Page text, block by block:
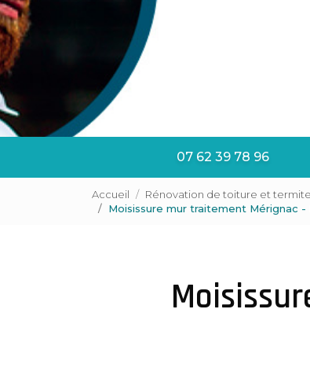
07 62 39 78 96
Accueil Rénovation de toiture et
Moisissure mur traitement Mérignac -